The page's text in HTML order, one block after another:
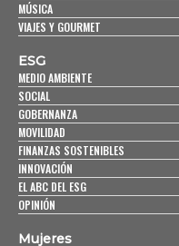
MÚSICA
VIAJES Y GOURMET
ESG
MEDIO AMBIENTE
SOCIAL
GOBERNANZA
MOVILIDAD
FINANZAS SOSTENIBLES
INNOVACIÓN
EL ABC DEL ESG
OPINIÓN
Mujeres